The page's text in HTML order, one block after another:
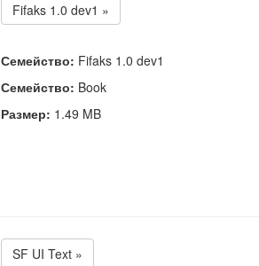
Fifaks 1.0 dev1 »
Семейство: Fifaks 1.0 dev1
Семейство: Book
Размер: 1.49 MB
SF UI Text »